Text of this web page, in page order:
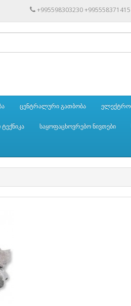
+995598303230 +995558371415
ცენტრალური გათბობა
საყოფაცხოვრებო ნივთები